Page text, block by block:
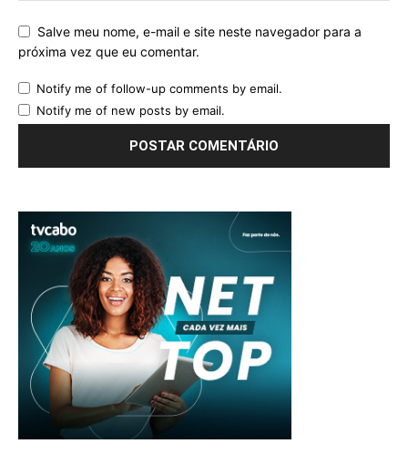
Salve meu nome, e-mail e site neste navegador para a
próxima vez que eu comentar.
Notify me of follow-up comments by email.
Notify me of new posts by email.